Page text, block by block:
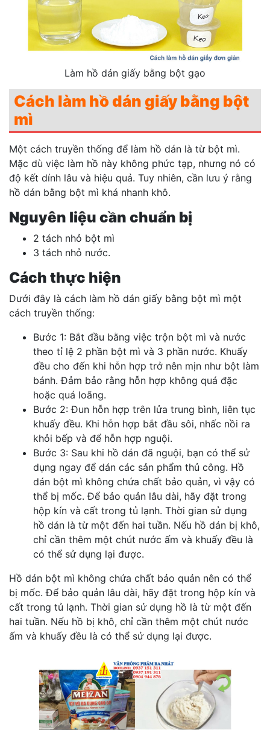
Làm hồ dán giấy bằng bột gạo
Cách làm hồ dán giấy bằng bột
mì
Một cách truyền thống để làm hồ dán là từ bột mì.
Mặc dù việc làm hồ này không phức tạp, nhưng nó có
độ kết dính lâu và hiệu quả. Tuy nhiên, cần lưu ý rằng
hồ dán bằng bột mì khá nhanh khô.
Nguyên liệu cần chuẩn bị
2 tách nhỏ bột mì
3 tách nhỏ nước.
Cách thực hiện
Dưới đây là cách làm hồ dán giấy bằng bột mì một
cách truyền thống:
Bước 1: Bắt đầu bằng việc trộn bột mì và nước
theo tỉ lệ 2 phần bột mì và 3 phần nước. Khuấy
đều cho đến khi hỗn hợp trở nên mịn như bột làm
bánh. Đảm bảo rằng hỗn hợp không quá đặc
hoặc quá loãng.
Bước 2: Đun hỗn hợp trên lửa trung bình, liên tục
khuấy đều. Khi hỗn hợp bắt đầu sôi, nhấc nồi ra
khỏi bếp và để hỗn hợp nguội.
Bước 3: Sau khi hồ dán đã nguội, bạn có thể sử
dụng ngay để dán các sản phẩm thủ công. Hồ
dán bột mì không chứa chất bảo quản, vì vậy có
thể bị mốc. Để bảo quản lâu dài, hãy đặt trong
hộp kín và cất trong tủ lạnh. Thời gian sử dụng
hồ dán là từ một đến hai tuần. Nếu hồ dán bị khô,
chỉ cần thêm một chút nước ấm và khuấy đều là
có thể sử dụng lại được.
Hồ dán bột mì không chứa chất bảo quản nên có thể
bị mốc. Để bảo quản lâu dài, hãy đặt trong hộp kín và
cất trong tủ lạnh. Thời gian sử dụng hồ là từ một đến
hai tuần. Nếu hồ bị khô, chỉ cần thêm một chút nước
ấm và khuấy đều là có thể sử dụng lại được.